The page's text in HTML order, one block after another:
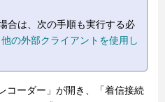
合は、次の手順も実行する必
他の外部クライアントを使用し
コーダー」が開き、「着信接続